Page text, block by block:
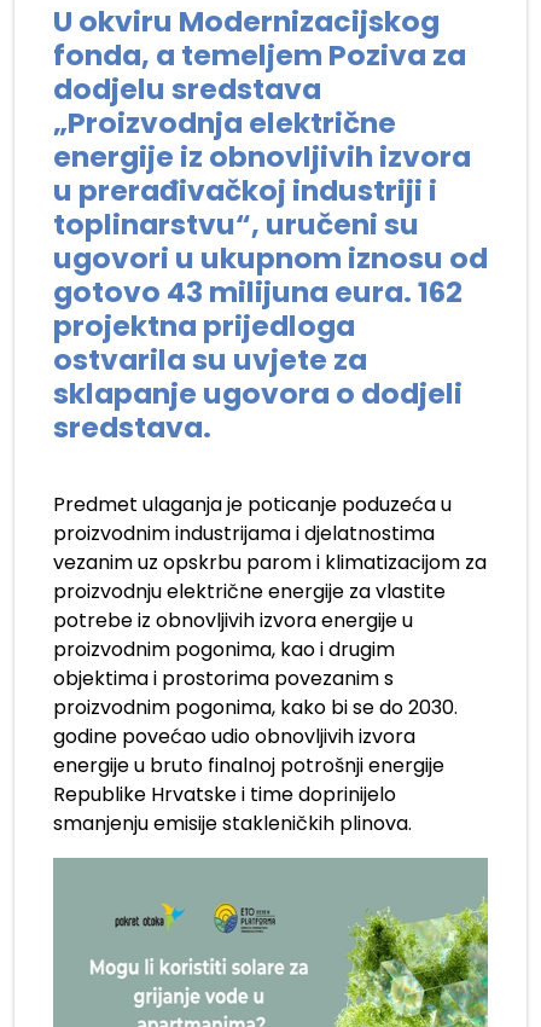
U okviru Modernizacijskog
fonda, a temeljem Poziva za
dodjelu sredstava
„Proizvodnja električne
energije iz obnovljivih izvora
u prerađivačkoj industriji i
toplinarstvu“, uručeni su
ugovori u ukupnom iznosu od
gotovo 43 milijuna eura. 162
projektna prijedloga
ostvarila su uvjete za
sklapanje ugovora o dodjeli
sredstava.
Predmet ulaganja je poticanje poduzeća u
proizvodnim industrijama i djelatnostima
vezanim uz opskrbu parom i klimatizacijom za
proizvodnju električne energije za vlastite
potrebe iz obnovljivih izvora energije u
proizvodnim pogonima, kao i drugim
objektima i prostorima povezanim s
proizvodnim pogonima, kako bi se do 2030.
godine povećao udio obnovljivih izvora
energije u bruto finalnoj potrošnji energije
Republike Hrvatske i time doprinijelo
smanjenju emisije stakleničkih plinova.